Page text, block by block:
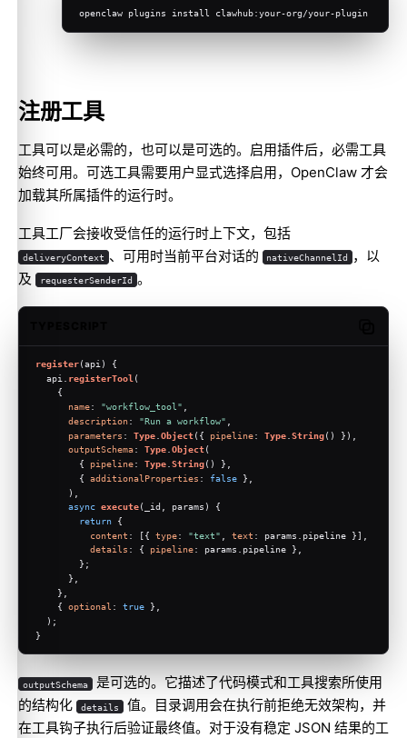
openclaw plugins install clawhub:your-org/your-plugin
注册工具
工具可以是必需的，也可以是可选的。启用插件后，必需工具
始终可用。可选工具需要用户显式选择启用，OpenClaw 才会
加载其所属插件的运行时。
工具工厂会接收受信任的运行时上下文，包括
deliveryContext 、可用时当前平台对话的 nativeChannelId
，以
及
requesterSenderId 。
register(api ) {
  api.
registerTool (
    {
name: "workflow_tool"
description: "Run a workflow"
parameters : Type Object({ pipeline: Type String() }),
outputSchema: Type Object(
        {
pipeline: Type String() },
        {
additionalProperties : false },
      ),
async execute( _id, params ) {
return {
content : [{ type: "text" text : params. pipeline }],
details : { pipeline: params. pipeline },
        };
      },
    },
    {
optional : true },
  );
}
outputSchema 是可选的。它描述了代码模式和工具搜索所使用
的结构化
details 值。目录调用会在执行前拒绝无效架构，并
在工具钩子执行后验证最终值。对于没有稳定 JSON 结果的工